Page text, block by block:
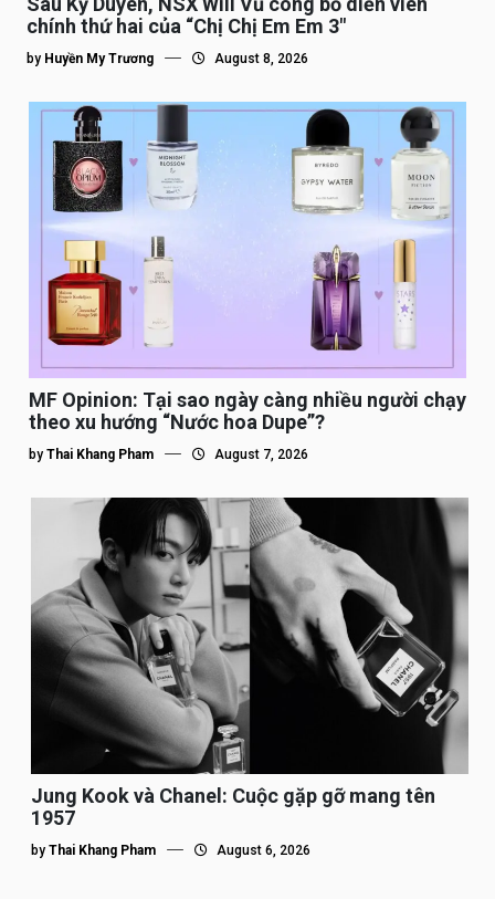
chính thứ hai của “Chị Chị Em Em 3″
by Huyền My Trương August 8, 2026
MF Opinion: Tại sao ngày càng nhiều người chạy
theo xu hướng “Nước hoa Dupe”?
by Thai Khang Pham August 7, 2026
Jung Kook và Chanel: Cuộc gặp gỡ mang tên
1957
by Thai Khang Pham August 6, 2026